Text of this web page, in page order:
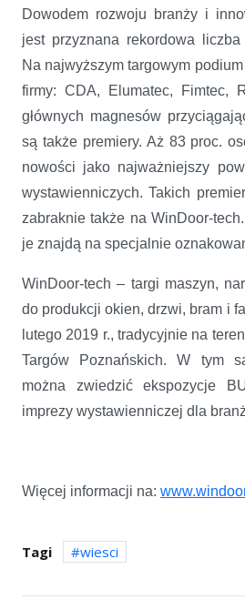
Dowodem rozwoju branży i
jest przyznana rekordowa liczba
Na najwyższym targowym
firmy: CDA, Elumatec, Fimtec,
głównych magnesów
są także premiery. Aż 83 proc.
nowości jako najważniejszy
wystawienniczych. Takich
zabraknie także na WinDoor-
je znajdą na specjalnie
WinDoor-tech – targi maszyn,
do produkcji okien, drzwi, bram i
lutego 2019 r., tradycyjnie na
Targów Poznańskich. W tym
można zwiedzić ekspozycje
imprezy wystawienniczej dla
Więcej informacji na:
Tagi wiesci